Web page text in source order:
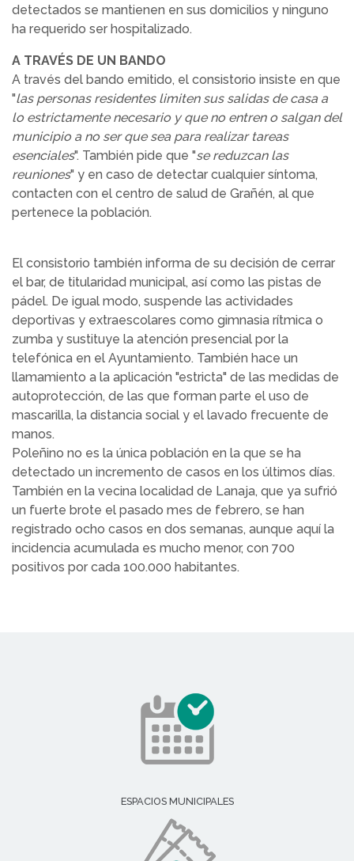
detectados se mantienen en sus domicilios y ninguno
ha requerido ser hospitalizado.
A TRAVÉS DE UN BANDO
A través del bando emitido, el consistorio insiste en que
"las personas residentes limiten sus salidas de casa a
lo estrictamente necesario y que no entren o salgan del
municipio a no ser que sea para realizar tareas
esenciales". También pide que "se reduzcan las
reuniones" y en caso de detectar cualquier síntoma,
contacten con el centro de salud de Grañén, al que
pertenece la población.
El consistorio también informa de su decisión de cerrar
el bar, de titularidad municipal, así como las pistas de
pádel. De igual modo, suspende las actividades
deportivas y extraescolares como gimnasia rítmica o
zumba y sustituye la atención presencial por la
telefónica en el Ayuntamiento. También hace un
llamamiento a la aplicación "estricta" de las medidas de
autoprotección, de las que forman parte el uso de
mascarilla, la distancia social y el lavado frecuente de
manos.
Poleñino no es la única población en la que se ha
detectado un incremento de casos en los últimos días.
También en la vecina localidad de Lanaja, que ya sufrió
un fuerte brote el pasado mes de febrero, se han
registrado ocho casos en dos semanas, aunque aquí la
incidencia acumulada es mucho menor, con 700
positivos por cada 100.000 habitantes.
ESPACIOS MUNICIPALES